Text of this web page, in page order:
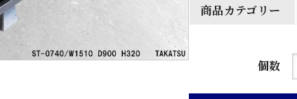
商品カテゴリー
個数